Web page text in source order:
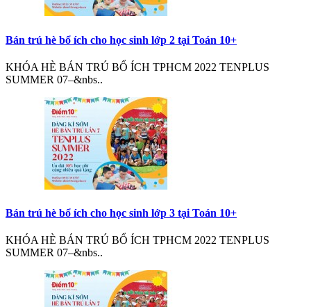
Bán trú hè bổ ích cho học sinh lớp 2 tại Toán 10+
KHÓA HÈ BÁN TRÚ BỔ ÍCH TPHCM 2022 TENPLUS
SUMMER 07–&nbs..
Bán trú hè bổ ích cho học sinh lớp 3 tại Toán 10+
KHÓA HÈ BÁN TRÚ BỔ ÍCH TPHCM 2022 TENPLUS
SUMMER 07–&nbs..